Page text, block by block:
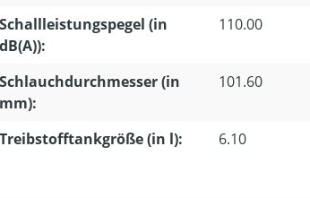
Schallleistungspegel (in
dB(A)):
110.00
Schlauchdurchmesser (in
mm):
101.60
Treibstofftankgröße (in l): 6.10